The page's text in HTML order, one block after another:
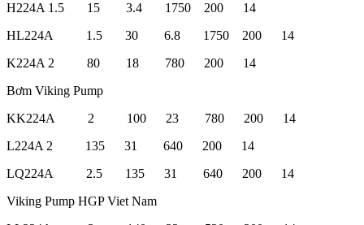
H224A 1.5 15 3.4 1750 200 14
HL224A 1.5 30 6.8 1750 200 14
K224A 2 80 18 780 200 14
Bơm Viking Pump
KK224A 2 100 23 780 200 14
L224A 2 135 31 640 200 14
LQ224A 2.5 135 31 640 200 14
Viking Pump HGP Viet Nam